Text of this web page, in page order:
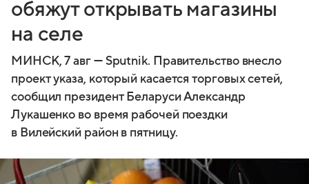
обяжут открывать магазины
на селе
МИНСК, 7 авг — Sputnik. Правительство внесло
проект указа, который касается торговых сетей,
сообщил президент Беларуси Александр
Лукашенко во время рабочей поездки
в Вилейский район в пятницу.